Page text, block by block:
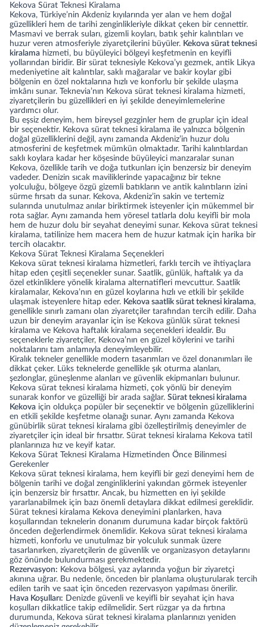
Kekova Sürat Teknesi Kiralama
Kekova, Türkiye’nin Akdeniz kıyılarında yer alan ve hem doğal
güzellikleri hem de tarihi zenginlikleriyle dikkat çeken bir cennettir.
Masmavi ve berrak suları, gizemli koyları, batık şehir kalıntıları ve
huzur veren atmosferiyle ziyaretçilerini büyüler. Kekova sürat teknesi
kiralama hizmeti, bu büyüleyici bölgeyi keşfetmenin en keyifli
yollarından biridir. Bir sürat teknesiyle Kekova’yı gezmek, antik Likya
medeniyetine ait kalıntılar, saklı mağaralar ve bakir koylar gibi
bölgenin en özel noktalarına hızlı ve konforlu bir şekilde ulaşma
imkânı sunar. Teknevia’nın Kekova sürat teknesi kiralama hizmeti,
ziyaretçilerin bu güzellikleri en iyi şekilde deneyimlemelerine
yardımcı olur.
Bu eşsiz deneyim, hem bireysel gezginler hem de gruplar için ideal
bir seçenektir. Kekova sürat teknesi kiralama ile yalnızca bölgenin
doğal güzelliklerini değil, aynı zamanda Akdeniz’in huzur dolu
atmosferini de keşfetmek mümkün olmaktadır. Tarihi kalıntılardan
saklı koylara kadar her köşesinde büyüleyici manzaralar sunan
Kekova, özellikle tarih ve doğa tutkunları için benzersiz bir deneyim
vadeder. Denizin sıcak maviliklerinde yapacağınız bir tekne
yolculuğu, bölgeye özgü gizemli batıkların ve antik kalıntıların izini
sürme fırsatı da sunar. Kekova, Akdeniz’in sakin ve tertemiz
sularında unutulmaz anılar biriktirmek isteyenler için mükemmel bir
rota sağlar. Aynı zamanda hem yöresel tatlarla dolu keyifli bir mola
hem de huzur dolu bir seyahat deneyimi sunar. Kekova sürat teknesi
kiralama, tatilinize hem macera hem de huzur katmak için harika bir
tercih olacaktır.
Kekova Sürat Teknesi Kiralama Seçenekleri
Kekova sürat teknesi kiralama hizmetleri, farklı tercih ve ihtiyaçlara
hitap eden çeşitli seçenekler sunar. Saatlik, günlük, haftalık ya da
özel etkinliklere yönelik kiralama alternatifleri mevcuttur. Saatlik
kiralamalar, Kekova’nın en güzel koylarına hızlı ve etkili bir şekilde
ulaşmak isteyenlere hitap eder. Kekova saatlik sürat teknesi kiralama,
genellikle sınırlı zamanı olan ziyaretçiler tarafından tercih edilir. Daha
uzun bir deneyim arayanlar için ise Kekova günlük sürat teknesi
kiralama ve Kekova haftalık kiralama seçenekleri idealdir. Bu
seçeneklerle ziyaretçiler, Kekova’nın en güzel köylerini ve tarihi
noktalarını tam anlamıyla deneyimleyebilir.
Kiralık tekneler genellikle modern tasarımları ve özel donanımları ile
dikkat çeker. Lüks teknelerde genellikle şık oturma alanları,
şezlonglar, güneşlenme alanları ve güvenlik ekipmanları bulunur.
Kekova sürat teknesi kiralama hizmeti, çok yönlü bir deneyim
sunarak konfor ve güzelliği bir arada sağlar. Sürat teknesi kiralama
Kekova için oldukça popüler bir seçenektir ve bölgenin güzelliklerini
en etkili şekilde keşfetme olanağı sunar. Aynı zamanda Kekova
günübirlik sürat teknesi kiralama gibi özelleştirilmiş deneyimler de
ziyaretçiler için ideal bir fırsattır. Sürat teknesi kiralama Kekova tatil
planlarınıza hız ve keyif katar.
Kekova Sürat Teknesi Kiralama Hizmetinden Önce Bilinmesi
Gerekenler
Kekova sürat teknesi kiralama, hem keyifli bir gezi deneyimi hem de
bölgenin tarihi ve doğal zenginliklerini yakından görmek isteyenler
için benzersiz bir fırsattır. Ancak, bu hizmetten en iyi şekilde
yararlanabilmek için bazı önemli detaylara dikkat edilmesi gereklidir.
Sürat teknesi kiralama Kekova deneyimini planlarken, hava
koşullarından teknelerin donanım durumuna kadar birçok faktörü
önceden değerlendirmek önemlidir. Kekova sürat teknesi kiralama
hizmeti, konforlu ve unutulmaz bir yolculuk sunmak üzere
tasarlanırken, ziyaretçilerin de güvenlik ve organizasyon detaylarını
göz önünde bulundurması gerekmektedir.
Rezervasyon: Kekova bölgesi, yaz aylarında yoğun bir ziyaretçi
akınına uğrar. Bu nedenle, önceden bir planlama oluşturularak tercih
edilen tarih ve saat için önceden rezervasyon yapılması önerilir.
Hava Koşulları: Denizde güvenli ve keyifli bir seyahat için hava
koşulları dikkatlice takip edilmelidir. Sert rüzgar ya da fırtına
durumunda, Kekova sürat teknesi kiralama planlarınızı yeniden